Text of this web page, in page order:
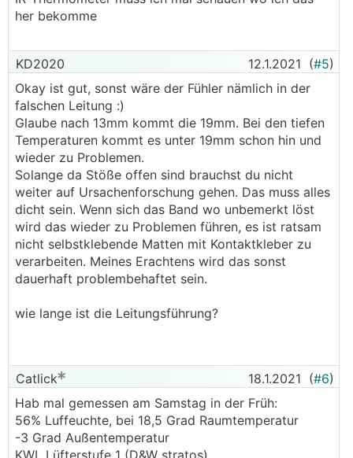
her bekomme
KD2020 12.1.2021 (#5)
Okay ist gut, sonst wäre der Fühler nämlich in der
falschen Leitung :)
Glaube nach 13mm kommt die 19mm. Bei den tiefen
Temperaturen kommt es unter 19mm schon hin und
wieder zu Problemen.
Solange da Stöße offen sind brauchst du nicht
weiter auf Ursachenforschung gehen. Das muss alles
dicht sein. Wenn sich das Band wo unbemerkt löst
wird das wieder zu Problemen führen, es ist ratsam
nicht selbstklebende Matten mit Kontaktkleber zu
verarbeiten. Meines Erachtens wird das sonst
dauerhaft problembehaftet sein.
wie lange ist die Leitungsführung?
Catlick 18.1.2021 (#6)
Hab mal gemessen am Samstag in der Früh:
56% Luffeuchte, bei 18,5 Grad Raumtemperatur
-3 Grad Außentemperatur
KWL Lüfterstufe 1 (D&W stratos)